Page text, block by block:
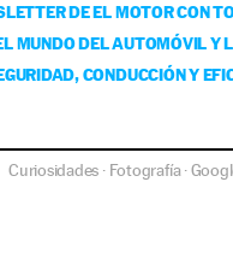
DE EL MOTOR CON
MUNDO DEL AUTOMÓVIL Y
CONDUCCIÓN Y
Curiosidades · Fotografía·